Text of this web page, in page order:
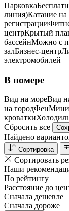
Парковка
линия)Катание
регистрации
центрКрытый
бассейнМожно с
залБизнес-центр
электромобилей
В номере
Вид на мореВид
на городФен
кроватки
Сбросить все
Найдено
Сортировка
Сортировать
Наши
По рейтингу
Расстояние до
Сначала дешевле
Сначала дороже